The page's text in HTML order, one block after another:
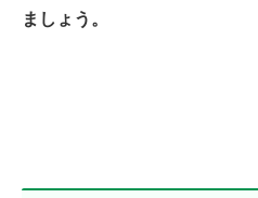
ましょう。